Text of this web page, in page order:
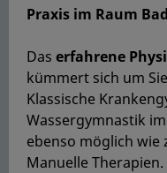
Praxis im Raum
Das erfahrene
kümmert sich um
Klassische
Wassergymnastik
ebenso möglich wie
Manuelle Therapien.